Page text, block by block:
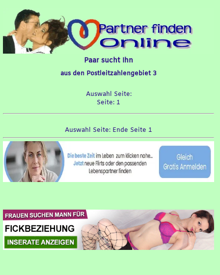
Paar sucht Ihn
aus den Postleitzahlengebiet 3
Auswahl Seite:
Seite: 1
Auswahl Seite: Ende Seite 1